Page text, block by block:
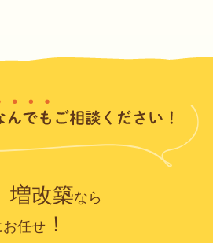
増改築なら
お任せ！